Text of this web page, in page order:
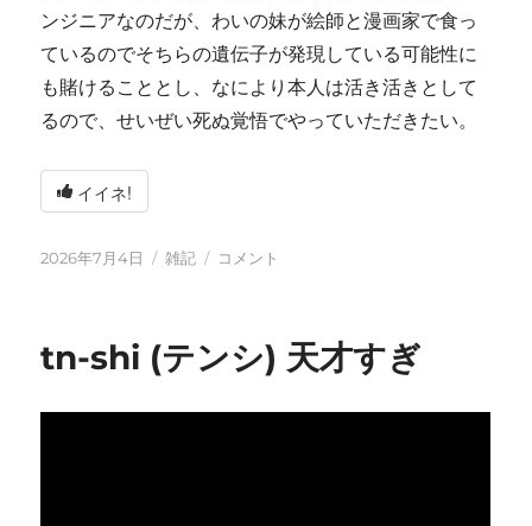
ンジニアなのだが、わいの妹が絵師と漫画家で食っ
ているのでそちらの遺伝子が発現している可能性に
も賭けることとし、なにより本人は活き活きとして
るので、せいぜい死ぬ覚悟でやっていただきたい。
イイネ!
投
2026年7月4日
カ
ー
雑記
い
と
コメント
tn-shi (テンシ) 天才すぎ